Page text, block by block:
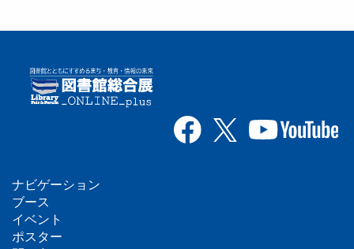
フ
ッ
ナビゲーション
ブース
イベント
ポスター